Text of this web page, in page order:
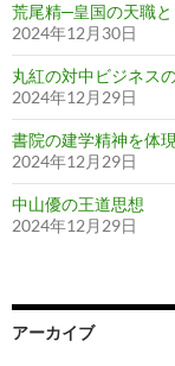
荒尾精─皇国の天職
2024年12月30日
丸紅の対中ビジネス
2024年12月29日
書院の建学精神を体
2024年12月29日
中山優の王道思想
2024年12月29日
アーカイブ